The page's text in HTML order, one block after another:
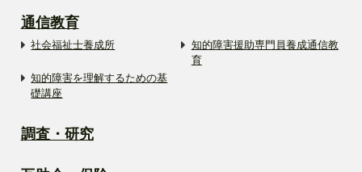
通信教育
社会福祉士養成所
知的障害援助専門員養成通信教
育
知的障害を理解するための基
礎講座
調査・研究